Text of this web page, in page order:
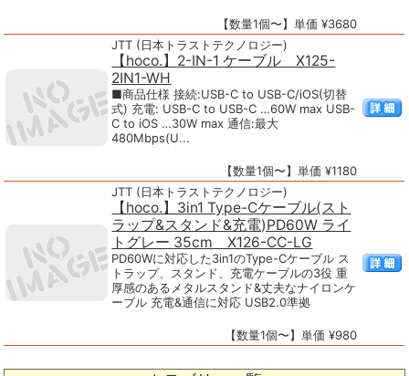
【数量1個〜】単価 ¥3680
JTT (日本トラストテクノロジー)
【hoco.】2-IN-1 ケーブル X125-
2IN1-WH
■商品仕様 接続:USB-C to USB-C/iOS(切替
式) 充電: USB-C to USB-C …60W max USB-
C to iOS …30W max 通信:最大
480Mbps(U...
【数量1個〜】単価 ¥1180
JTT (日本トラストテクノロジー)
【hoco.】3in1 Type-Cケーブル(スト
ラップ&スタンド&充電)PD60W ライ
トグレー 35cm X126-CC-LG
PD60Wに対応した3in1のType-Cケーブル ス
トラップ、スタンド、充電ケーブルの3役 重
厚感のあるメタルスタンド&丈夫なナイロンケ
ーブル 充電&通信に対応 USB2.0準拠
【数量1個〜】単価 ¥980